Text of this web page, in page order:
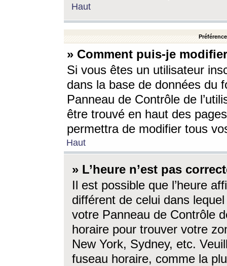
Haut
» Comment puis-je
Si vous êtes un utilisateur
dans la base de données du
Panneau de Contrôle de
être trouvé en haut des
permettra de modifier tous
Haut
» L’heure n’est pas
Il est possible que l’heure
différent de celui dans
votre Panneau de Contrôle
horaire pour trouver votre
New York, Sydney, etc.
fuseau horaire, comme la